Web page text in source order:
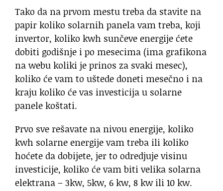
Tako da na prvom mestu treba da stavite na
papir koliko solarnih panela vam treba, koji
invertor, koliko kwh sunčeve energije ćete
dobiti godišnje i po mesecima (ima grafikona
na webu koliki je prinos za svaki mesec),
koliko će vam to uštede doneti mesečno i na
kraju koliko će vas investicija u solarne
panele koštati.
Prvo sve rešavate na nivou energije, koliko
kwh solarne energije vam treba ili koliko
hoćete da dobijete, jer to odredjuje visinu
investicije, koliko će vam biti velika solarna
elektrana – 3kw, 5kw, 6 kw, 8 kw ili 10 kw.